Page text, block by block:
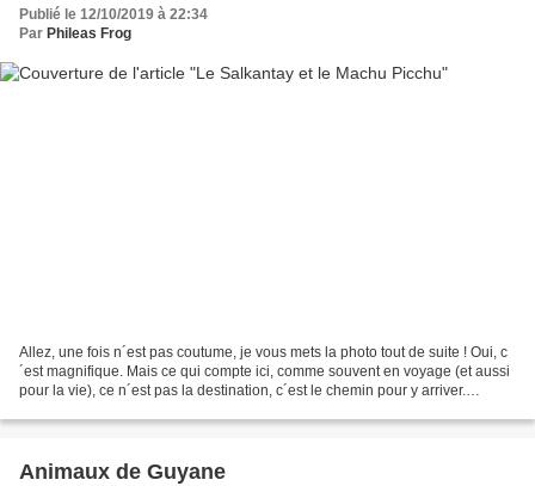
Publié le 12/10/2019 à 22:34
Par Phileas Frog
Allez, une fois n´est pas coutume, je vous mets la photo tout de suite ! Oui, c
´est magnifique. Mais ce qui compte ici, comme souvent en voyage (et aussi
pour la vie), ce n´est pas la destination, c´est le chemin pour y arriver.
Animaux de Guyane